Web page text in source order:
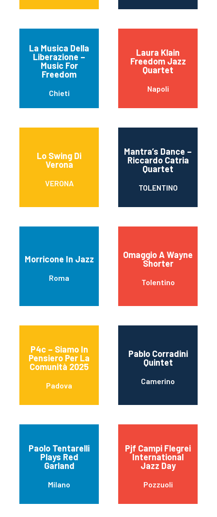
La Musica Della
Liberazione –
Music For
Freedom
Chieti
Laura Klain
Freedom Jazz
Quartet
Napoli
Lo Swing Di
Verona
VERONA
Mantra’s Dance –
Riccardo Catria
Quartet
TOLENTINO
Morricone In Jazz
Roma
Omaggio A Wayne
Shorter
Tolentino
P4c – Siamo In
Pensiero Per La
Comunità 2025
Padova
Pablo Corradini
Quintet
Camerino
Paolo Tentarelli
Plays Red
Garland
Milano
Pjf Campi Flegrei
International
Jazz Day
Pozzuoli